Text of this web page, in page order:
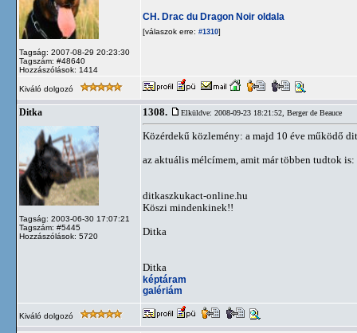
Tagság: 2007-08-29 20:23:30
Tagszám: #48640
Hozzászólások: 1414
CH. Drac du Dragon Noir oldala
[válaszok erre: #1310]
Kiváló dolgozó
Ditka
Tagság: 2003-06-30 17:07:21
Tagszám: #5445
Hozzászólások: 5720
1308. Elküldve: 2008-09-23 18:21:52, Berger de Beauce
Közérdekű közlemény: a majd 10 éve működő
az aktuális mélcímem, amit már többen tudtok is:
ditkaszkukact-online.hu
Köszi mindenkinek!!
Ditka
Ditka
képtáram
galériám
Kiváló dolgozó